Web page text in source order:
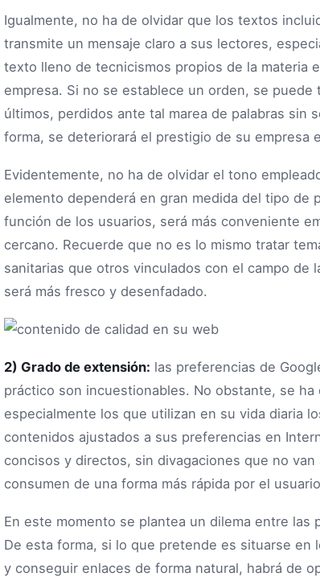
Igualmente, no ha de olvidar que los textos
transmite un mensaje claro a sus lectores,
texto lleno de tecnicismos propios de la materia
empresa. Si no se establece un orden, se
últimos, perdidos ante tal marea de palabras sin
forma, se deteriorará el prestigio de su empresa
Evidentemente, no ha de olvidar el tono
elemento dependerá en gran medida del tipo de
función de los usuarios, será más conveniente
cercano. Recuerde que no es lo mismo tratar
sanitarias que otros vinculados con el campo de
será más fresco y desenfadado.
2) Grado de extensión: las preferencias de
práctico son incuestionables. No obstante, se
especialmente los que utilizan en su vida diaria
contenidos ajustados a sus preferencias en
concisos y directos, sin divagaciones que no van
consumen de una forma más rápida por el
En este momento se plantea un dilema entre las
De esta forma, si lo que pretende es situarse
y conseguir enlaces de forma natural, habrá de